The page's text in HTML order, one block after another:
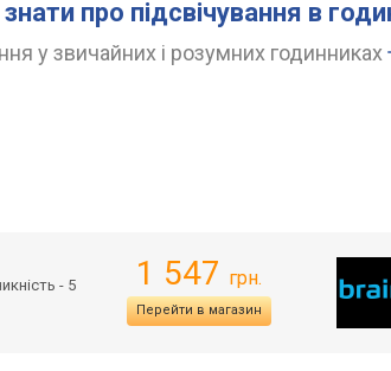
про підсвічування в
у звичайних і розумних годинниках
- 5
1 547 грн.
Перейти в магазин